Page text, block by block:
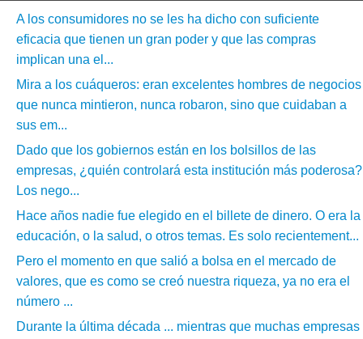
A los consumidores no se les ha dicho con suficiente
eficacia que tienen un gran poder y que las compras
implican una el...
Mira a los cuáqueros: eran excelentes hombres de negocios
que nunca mintieron, nunca robaron, sino que cuidaban a
sus em...
Dado que los gobiernos están en los bolsillos de las
empresas, ¿quién controlará esta institución más poderosa?
Los nego...
Hace años nadie fue elegido en el billete de dinero. O era la
educación, o la salud, o otros temas. Es solo recientement...
Pero el momento en que salió a bolsa en el mercado de
valores, que es como se creó nuestra riqueza, ya no era el
número ...
Durante la última década ... mientras que muchas empresas